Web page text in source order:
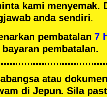
kami menyemak.
anda sendiri.
pembatalan 7
pembatalan.
atau
di Jepun. Sila